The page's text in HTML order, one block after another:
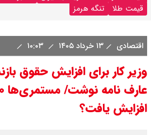
قیمت طلا
تنگه هرمز
اقتصادی ۱۳ خرداد ۱۴۰۵
وزیر کار برای افزایش حقوق
افزایش یافت؟